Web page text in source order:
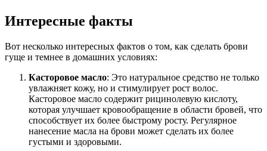
Интересные факты
Вот несколько интересных фактов о том, как сделать брови
гуще и темнее в домашних условиях:
Касторовое масло: Это натуральное средство не только
увлажняет кожу, но и стимулирует рост волос.
Касторовое масло содержит рицинолевую кислоту,
которая улучшает кровообращение в области бровей, что
способствует их более быстрому росту. Регулярное
нанесение масла на брови может сделать их более
густыми и здоровыми.